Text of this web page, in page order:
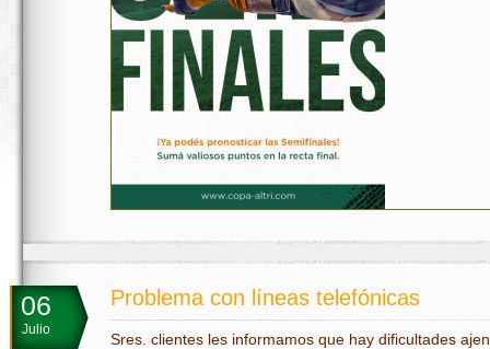
06
Julio
Problema con líneas telefónicas
Sres. clientes les informamos que hay dificultades